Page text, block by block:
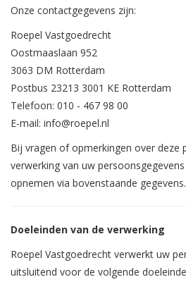
Onze contactgegevens zijn:
Roepel Vastgoedrecht
Oostmaaslaan 952
3063 DM Rotterdam
Postbus 23213 3001 KE Rotterdam
Telefoon: 010 - 467 98 00
E-mail: info@roepel.nl
Bij vragen of opmerkingen over deze
verwerking van uw
opnemen via bovenstaande gegevens.
Doeleinden van de verwerking
Roepel Vastgoedrecht verwerkt uw
uitsluitend voor de volgende